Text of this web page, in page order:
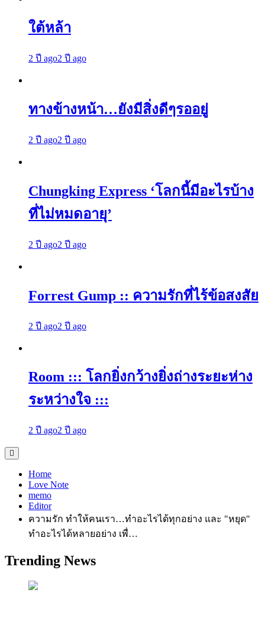
ใต้หล้า
2 ปี ago2 ปี ago
ทางข้างหน้า…ยังมีสิ่งดีๆรออยู่
2 ปี ago2 ปี ago
Chungking Express ‘โลกนี้มีอะไรบ้าง
ที่ไม่หมดอายุ’
2 ปี ago2 ปี ago
Forrest Gump :: ความรักที่ไร้ข้อสงสัย
2 ปี ago2 ปี ago
Room ::: โลกยิ่งกว้างยิ่งถ่างระยะห่าง
ระหว่างใจ :::
2 ปี ago2 ปี ago
Home
Love Note
memo
Editor
ความรัก ทำให้คนเรา…ทำอะไรได้ทุกอย่าง และ "หยุด"
ทำอะไรได้หลายอย่าง เพื่…
Trending News